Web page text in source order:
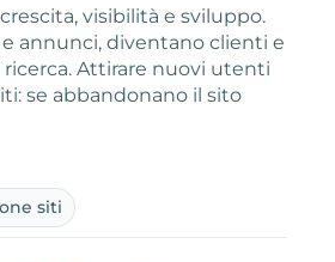
visibilità e sviluppo.
annunci, diventano clienti e
Attirare nuovi utenti
se abbandonano il sito
siti